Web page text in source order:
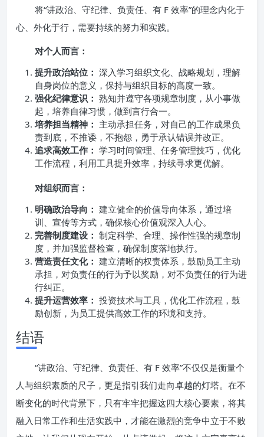
将“讲政治、守纪律、负责任、有 F 效率”的理念内化于
心、外化于行，需要持续的努力和实践。
对个人而言：
提升政治站位： 深入学习组织文化、战略规划，理解
自身岗位的意义，保持与组织目标的高度一致。
强化纪律意识： 熟知并遵守各项规章制度，从小事做
起，培养自律习惯，做到言行合一。
培养担当精神： 主动承担任务，对自己的工作成果负
责到底，不推诿，不抱怨，勇于承认错误并改正。
追求高效工作： 学习时间管理、任务管理技巧，优化
工作流程，利用工具提升效率，持续寻求更优解。
对组织而言：
明确政治导向： 建立健全的价值导向体系，通过培
训、宣传等方式，确保核心价值观深入人心。
完善制度建设： 制定科学、合理、操作性强的规章制
度，并加强监督检查，确保制度落地执行。
营造责任文化： 建立清晰的权责体系，鼓励员工主动
承担，对负责任的行为予以奖励，对不负责任的行为进
行纠正。
提升运营效率： 投资技术与工具，优化工作流程，鼓
励创新，为员工提供高效工作的环境和支持。
结语
“讲政治、守纪律、负责任、有 F 效率”不仅仅是衡量个
人与组织素质的尺子，更是指引我们走向卓越的灯塔。在不
断变化的时代背景下，只有牢牢把握这四大核心要素，将其
融入日常工作和生活实践中，才能在激烈的竞争中立于不败